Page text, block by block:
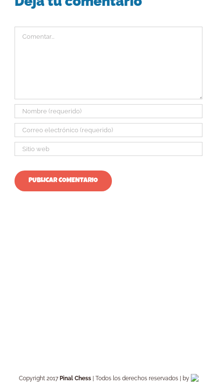
Copyright 2017 Pinal Chess| Todos los derechos reservados | by